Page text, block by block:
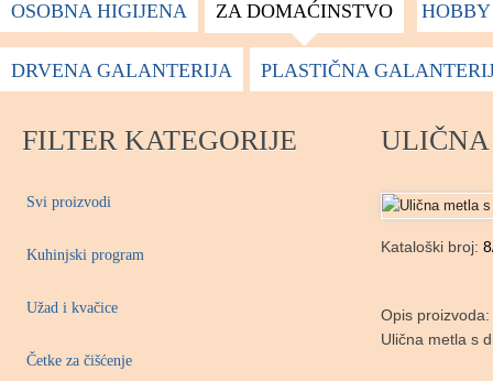
OSOBNA HIGIJENA ZA DOMAĆINSTVO
DRVENA GALANTERIJA PLASTIČNA
FILTER KATEGORIJE
Svi proizvodi
Kuhinjski program
Užad i kvačice
Četke za čišćenje
ULIČNA
Kataloški broj:
Opis proizvoda:
Ulična metla s